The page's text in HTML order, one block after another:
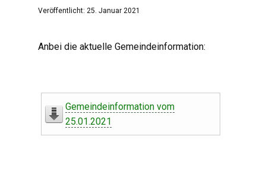
Veröffentlicht: 25. Januar 2021
Anbei die aktuelle Gemeindeinformation:
Gemeindeinformation vom
25.01.2021